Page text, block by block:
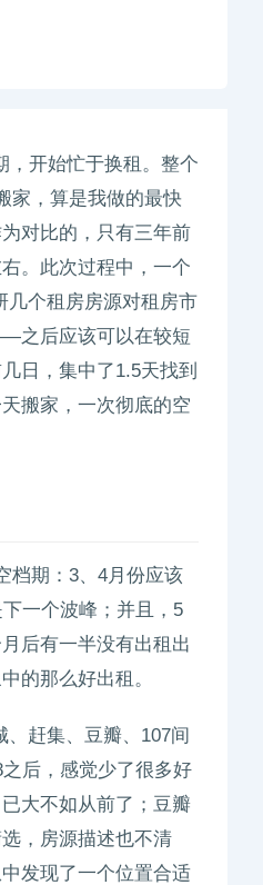
，开始忙于换租。整个
家，算是我做的最快
对比的，只有三年前
。此次过程中，一个
几个租房房源对租房市
之后应该可以在较短
日，集中了1.5天找到
搬家，一次彻底的空
档期：3、4月份应该
一个波峰；并且，5
后有一半没有出租出
的那么好出租。
、赶集、豆瓣、107间
后，感觉少了很多好
大不如从前了；豆瓣
，房源描述也不清
发现了一个位置合适